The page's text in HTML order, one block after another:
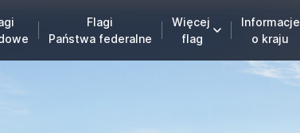
Flagi
Państwa federalne
Więcej
flag
Informacje
o kraju